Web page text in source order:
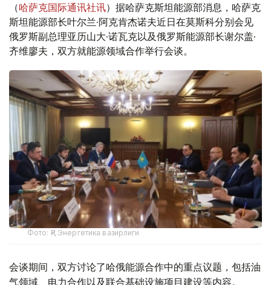
（哈萨克国际通讯社讯）据哈萨克斯坦能源部消息，哈萨克
斯坦能源部长叶尔兰·阿克肯杰诺夫近日在莫斯科分别会见
俄罗斯副总理亚历山大·诺瓦克以及俄罗斯能源部长谢尔盖·
齐维廖夫，双方就能源领域合作举行会谈。
Фото: ҚР Энергетика вазирлиги
会谈期间，双方讨论了哈俄能源合作中的重点议题，包括油
气领域、电力合作以及联合基础设施项目建设等内容。